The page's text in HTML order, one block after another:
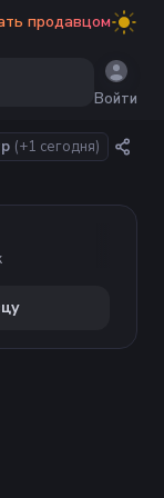
продавцом
Войти
(+1 сегодня)